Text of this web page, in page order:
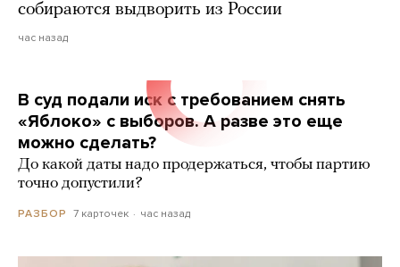
собираются выдворить из России
час назад
В суд подали иск с требованием снять
«Яблоко» с выборов. А разве это еще
можно сделать?
До какой даты надо продержаться, чтобы партию
точно допустили?
РАЗБОР 7 карточек час назад